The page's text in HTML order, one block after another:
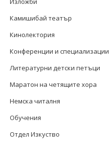
Камишибай театър
Кинолектория
Конференции и специализации
Литературни детски петъци
Маратон на четящите хора
Немска читалня
Обучения
Отдел Изкуство